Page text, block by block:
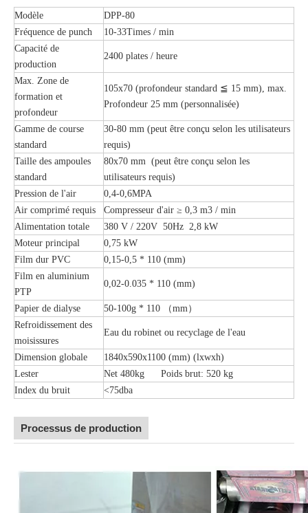
Modèle
DPP-80
Fréquence de punch
10-33Times / min
Capacité de
production
2400 plates / heure
Max. Zone de
formation et
profondeur
105x70 (profondeur standard ≦ 15 mm), max.
Profondeur 25 mm (personnalisée)
Gamme de course
standard
30-80 mm (peut être conçu selon les utilisateurs
requis)
Taille des ampoules
standard
80x70 mm (peut être conçu selon les
utilisateurs requis)
Pression de l'air
0,4-0,6MPA
Air comprimé requis
Compresseur d'air ≥ 0,3 m3 / min
Alimentation totale
380 V / 220V 50Hz 2,8 kW
Moteur principal
0,75 kW
Film dur PVC
0,15-0,5 * 110 (mm)
Film en aluminium
PTP
0,02-0.035 * 110 (mm)
Papier de dialyse
50-100g * 110 （mm）
Refroidissement des
moisissures
Eau du robinet ou recyclage de l'eau
Dimension globale
1840x590x1100 (mm) (lxwxh)
Lester
Net 480kg Poids brut: 520 kg
Index du bruit
<75dba
Processus de production